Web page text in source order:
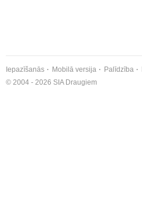
Iepazīšanās Mobilā versija Palīdzība
© 2004 - 2026 SIA Draugiem